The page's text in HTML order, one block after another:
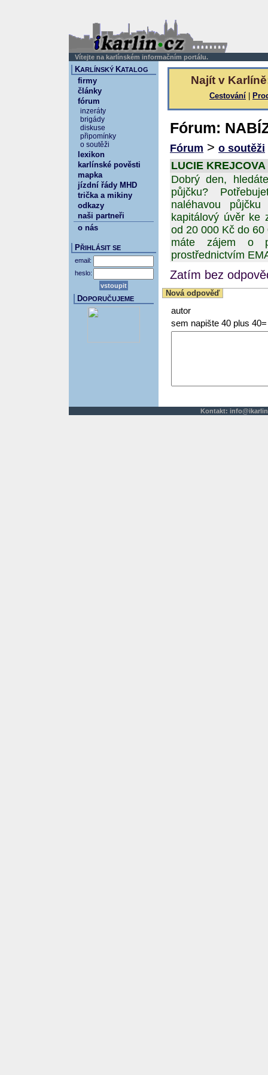
Vítejte na karlínském informačním portálu.
Najít v
Cestování
Fórum:
Fórum > o soutěži
LUCIE
Dobrý den,
půjčku?
naléhavou
kapitálový úvěr ke
od 20 000 Kč do
máte zájem o
prostřednictvím
Zatím bez
Nová odpověď
autor
sem napište 40 plus 40=
KARLÍNSKÝ KATALOG
firmy
články
fórum
inzeráty
brigády
diskuse
připomínky
o soutěži
lexikon
karlínské pověsti
mapka
jízdní řády MHD
trička a mikiny
odkazy
naši partneři
o nás
PŘIHLÁSIT SE
email:
heslo:
DOPORUČUJEME
Kontakt: